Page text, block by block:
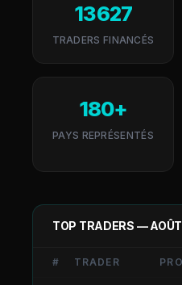
13 627
TRADERS FINANCÉS
180+
PAYS REPRÉSENTÉS
TOP TRADERS —
# TRADER